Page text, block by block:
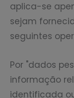
aplica-se
sejam
seguintes
Por "dados
informação
identificada